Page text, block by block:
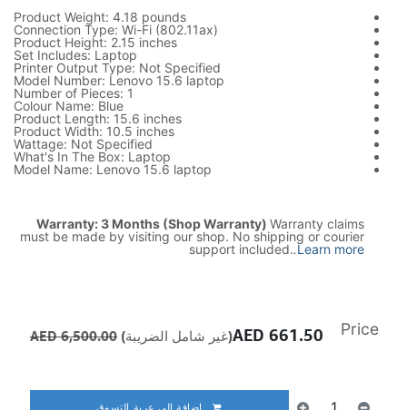
Product Weight: 4.18 pounds
Connection Type: Wi-Fi (802.11ax)
Product Height: 2.15 inches
Set Includes: Laptop
Printer Output Type: Not Specified
Model Number: Lenovo 15.6 laptop
Number of Pieces: 1
Colour Name: Blue
Product Length: 15.6 inches
Product Width: 10.5 inches
Wattage: Not Specified
What's In The Box: Laptop
Model Name: Lenovo 15.6 laptop
Warranty: 3 Months (Shop Warranty) Warranty claims
must be made by visiting our shop. No shipping or courier
support included..Learn more
إضافة إلى عربة التسوق
Price
661.50 (غير شامل الضريبة) 6,500.00
AED